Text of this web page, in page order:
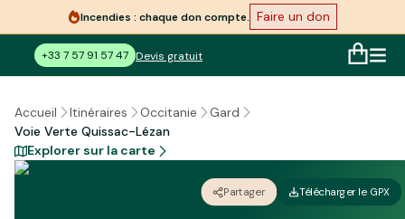
Incendies : chaque don compte. Faire un don
+33 7 57 91 57 47 Devis gratuit
Accueil Itinéraires Occitanie
Gard
Voie Verte Quissac-Lézan
Explorer sur la carte
Partager Télécharger le GPX